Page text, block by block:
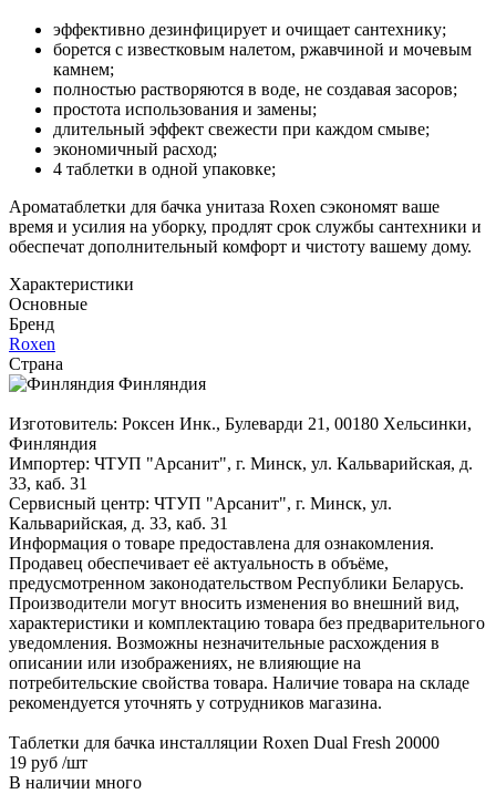
эффективно дезинфицирует и очищает сантехнику;
борется с известковым налетом, ржавчиной и мочевым
камнем;
полностью растворяются в воде, не создавая засоров;
простота использования и замены;
длительный эффект свежести при каждом смыве;
экономичный расход;
4 таблетки в одной упаковке;
Ароматаблетки для бачка унитаза Roxen сэкономят ваше
время и усилия на уборку, продлят срок службы сантехники и
обеспечат дополнительный комфорт и чистоту вашему дому.
Характеристики
Основные
Бренд
Roxen
Страна
Финляндия
Изготовитель: Роксен Инк., Булеварди 21, 00180 Хельсинки,
Финляндия
Импортер: ЧТУП "Арсанит", г. Минск, ул. Кальварийская, д.
33, каб. 31
Сервисный центр: ЧТУП "Арсанит", г. Минск, ул.
Кальварийская, д. 33, каб. 31
Информация о товаре предоставлена для ознакомления.
Продавец обеспечивает её актуальность в объёме,
предусмотренном законодательством Республики Беларусь.
Производители могут вносить изменения во внешний вид,
характеристики и комплектацию товара без предварительного
уведомления. Возможны незначительные расхождения в
описании или изображениях, не влияющие на
потребительские свойства товара. Наличие товара на складе
рекомендуется уточнять у сотрудников магазина.
Таблетки для бачка инсталляции Roxen Dual Fresh 20000
19 руб /шт
В наличии много